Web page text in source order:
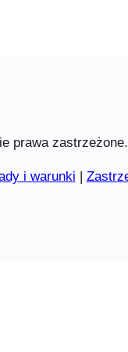
prawa zastrzeżone.
i warunki |